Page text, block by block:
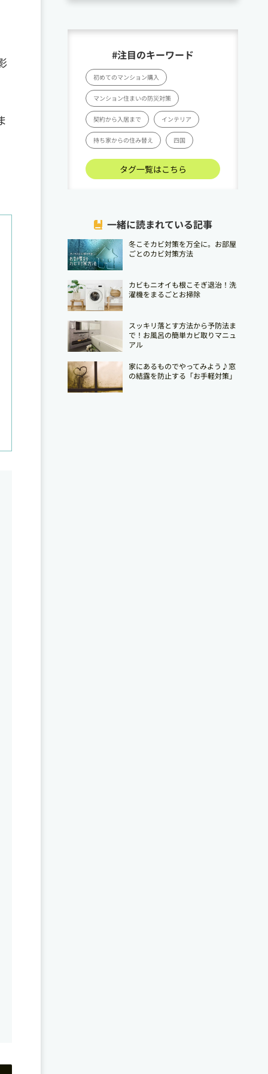
#注目のキーワード
初めてのマンション購入
マンション住まいの防災対策
契約から入居まで インテリア
持ち家からの住み替え 四国
タグ一覧はこちら
一緒に読まれている記事
冬こそカビ対策を万全に。お部屋
ごとのカビ対策方法
カビもニオイも根こそぎ退治！洗
濯機をまるごとお掃除
スッキリ落とす方法から予防法ま
で！お風呂の簡単カビ取りマニュ
アル
家にあるものでやってみよう♪窓
の結露を防止する「お手軽対策」